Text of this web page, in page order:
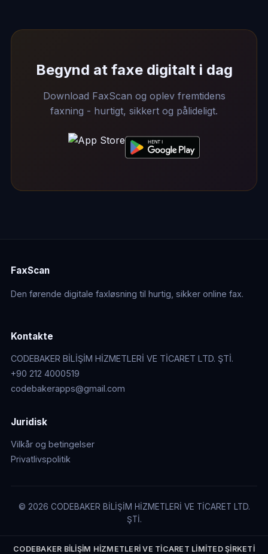
Begynd at faxe digitalt i dag
Download FaxScan og oplev fremtidens
faxning - hurtigt, sikkert og pålideligt.
FaxScan
Den førende digitale faxløsning til hurtig, sikker online fax.
Kontakte
CODEBAKER BİLİŞİM HİZMETLERİ VE TİCARET LTD. ŞTİ.
+90 212 4000519
codebakerapps@gmail.com
Juridisk
Vilkår og betingelser
Privatlivspolitik
© 2026 CODEBAKER BİLİŞİM HİZMETLERİ VE TİCARET LTD.
ŞTİ.
CODEBAKER BİLİŞİM HİZMETLERİ VE TİCARET LİMİTED ŞİRKETİ